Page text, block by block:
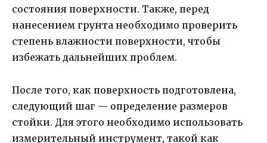
состояния поверхности. Также, перед
нанесением грунта необходимо проверить
степень влажности поверхности, чтобы
избежать дальнейших проблем.
После того, как поверхность подготовлена,
следующий шаг — определение размеров
стойки. Для этого необходимо использовать
измерительный инструмент, такой как